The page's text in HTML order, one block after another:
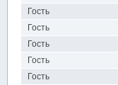
Гость
Гость
Гость
Гость
Гость